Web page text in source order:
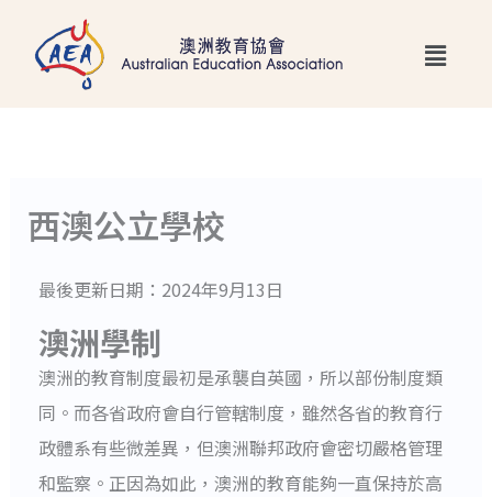
Main
西澳公立學校
最後更新日期：2024年9月13日
澳洲學制
澳洲的教育制度最初是承襲自英國，所以部份制度類
同。而各省政府會自行管轄制度，雖然各省的教育行
政體系有些微差異，但澳洲聯邦政府會密切嚴格管理
和監察。正因為如此，澳洲的教育能夠一直保持於高